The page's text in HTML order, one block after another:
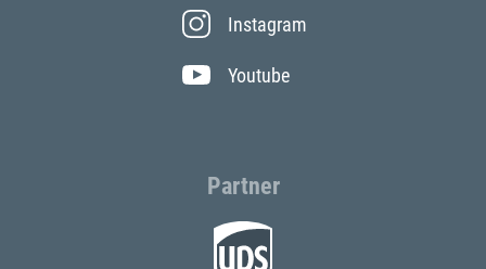
Instagram
Youtube
Partner